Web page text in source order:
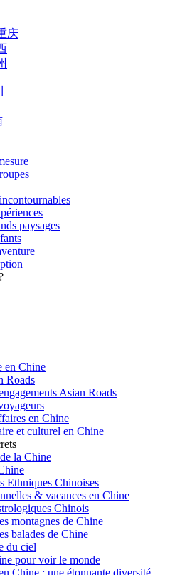
庆
paysages
en Chine
Roads
Asian Roads
en Chine
et culturel en Chine
la Chine
Ethniques Chinoises
& vacances en Chine
Chinois
montagnes de Chine
balades de Chine
du ciel
pour voir le monde